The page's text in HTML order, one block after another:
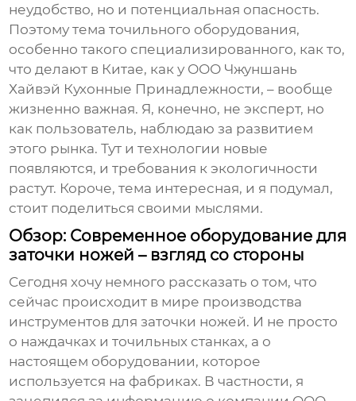
неудобство, но и потенциальная опасность.
Поэтому тематочильного оборудования,
особенно такого специализированного, как то,
что делают в Китае, как у ООО Чжуншань
Хайвэй Кухонные Принадлежности, – вообще
жизненно важная. Я, конечно, не эксперт, но
как пользователь, наблюдаю за развитием
этого рынка. Тут и технологии новые
появляются, и требования к экологичности
растут. Короче, тема интересная, и я подумал,
стоит поделиться своими мыслями.
Обзор: Современное оборудование для
заточки ножей – взгляд со стороны
Сегодня хочу немного рассказать о том, что
сейчас происходит в мире производства
инструментов для заточки ножей. И не просто
о наждачках и точильных станках, а о
настоящем оборудовании, которое
используется на фабриках. В частности, я